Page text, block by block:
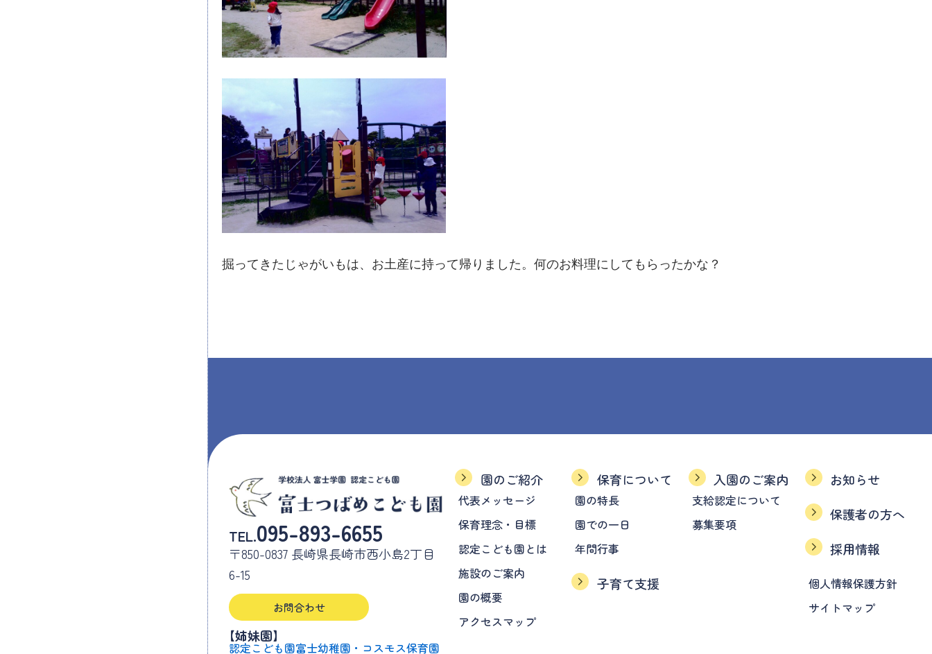
掘ってきたじゃがいもは、お土産に持って帰りました。何のお料理にしてもらったかな？
TEL.095-893-6655
〒850-0837 長崎県長崎市西小島2丁目
6-15
お問合わせ
【姉妹園】
認定こども園富士幼稚園・コスモス保育園
園のご紹介
代表メッセージ
保育理念・目標
認定こども園とは
施設のご案内
園の概要
アクセスマップ
保育について
園の特長
園での一日
年間行事
子育て支援
入園のご案内
支給認定について
募集要項
お知らせ
保護者の方へ
採用情報
個人情報保護方針
サイトマップ